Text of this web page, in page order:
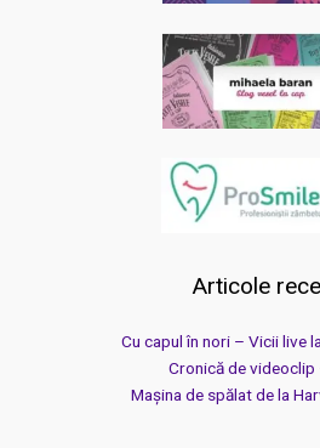
Articole
Cu capul în nori – Vicii live
Cronică de videoclip
Mașina de spălat de la